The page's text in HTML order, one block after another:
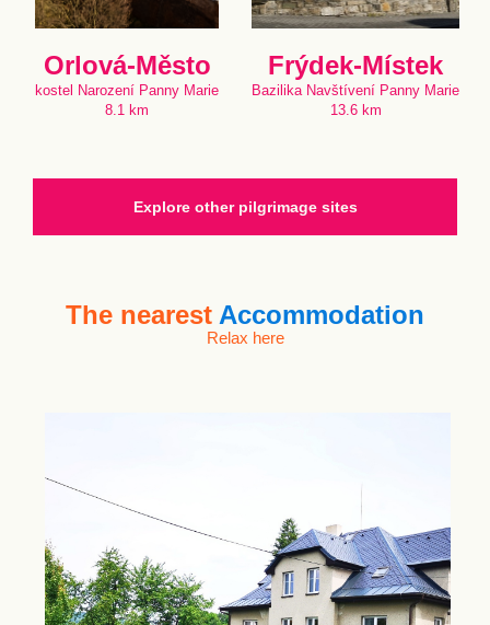
Orlová-Město
kostel Narození Panny Marie
8.1 km
Frýdek-Místek
Bazilika Navštívení Panny Marie
13.6 km
Explore other pilgrimage sites
The nearest Accommodation
Relax here